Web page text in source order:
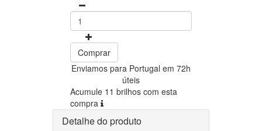
Comprar
Enviamos para Portugal em 72h
úteis
Acumule 11 brilhos com esta
compra
Detalhe do produto